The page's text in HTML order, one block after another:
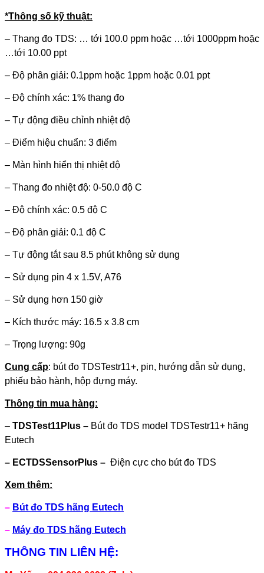
*Thông số kỹ thuật:
– Thang đo TDS: … tới 100.0 ppm hoặc …tới 1000ppm hoặc
…tới 10.00 ppt
– Độ phân giải: 0.1ppm hoặc 1ppm hoặc 0.01 ppt
– Độ chính xác: 1% thang đo
– Tự động điều chỉnh nhiệt độ
– Điểm hiệu chuẩn: 3 điểm
– Màn hình hiển thị nhiệt độ
– Thang đo nhiệt độ: 0-50.0 độ C
– Độ chính xác: 0.5 độ C
– Độ phân giải: 0.1 độ C
– Tự động tắt sau 8.5 phút không sử dụng
– Sử dụng pin 4 x 1.5V, A76
– Sử dụng hơn 150 giờ
– Kích thước máy: 16.5 x 3.8 cm
– Trọng lượng: 90g
Cung cấp: bút đo TDSTestr11+, pin, hướng dẫn sử dụng,
phiếu bảo hành, hộp đựng máy.
Thông tin mua hàng:
– TDSTest11Plus – Bút đo TDS model TDSTestr11+ hãng
Eutech
– ECTDSSensorPlus – Điện cực cho bút đo TDS
Xem thêm:
– Bút đo TDS hãng Eutech
– Máy đo TDS hãng Eutech
THÔNG TIN LIÊN HỆ: